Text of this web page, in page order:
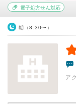
電子処方せん対応
朝（8:30〜）
ア